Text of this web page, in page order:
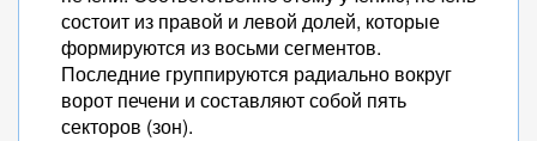
состоит из правой и левой долей, которые
формируются из восьми сегментов.
Последние группируются радиально вокруг
ворот печени и составляют собой пять
секторов (зон).